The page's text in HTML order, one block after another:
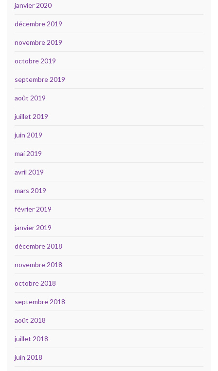
janvier 2020
décembre 2019
novembre 2019
octobre 2019
septembre 2019
août 2019
juillet 2019
juin 2019
mai 2019
avril 2019
mars 2019
février 2019
janvier 2019
décembre 2018
novembre 2018
octobre 2018
septembre 2018
août 2018
juillet 2018
juin 2018